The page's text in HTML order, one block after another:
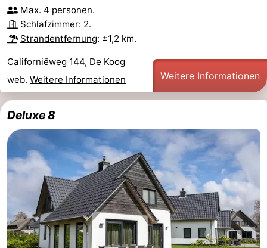
Sportangeln
Seehunden
Essen
und
trinken
Veranstaltungen
Praktisch
Forum
Route
-
Parken
Inselhüpfen
Max. 4 personen.
Schlafzimmer: 2.
Strandentfernung: ±1,2 km.
Californiëweg 144, De Koog
web. Weitere Informationen Weitere Informationen
Deluxe 8